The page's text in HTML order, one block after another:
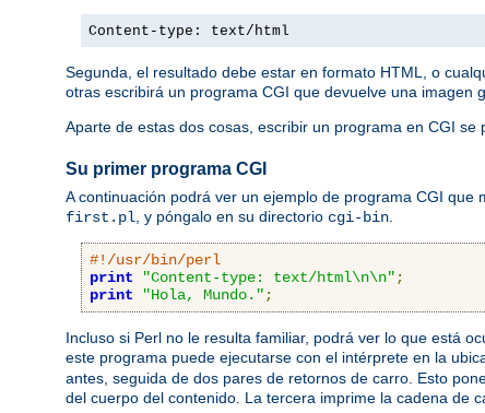
Content-type: text/html
Segunda, el resultado debe estar en formato HTML, o
otras escribirá un programa CGI que devuelve una imagen
Aparte de estas dos cosas, escribir un programa en CGI
Su primer programa CGI
A continuación podrá ver un ejemplo de programa CGI
first.pl , y póngalo en su directorio cgi-bin
#!/usr/bin/perl
print
"Content-type: text/html\n\n" ;
print
"Hola, Mundo." ;
Incluso si Perl no le resulta familiar, podrá ver lo que está
este programa puede ejecutarse con el intérprete en la
antes, seguida de dos pares de retornos de carro. Esto
del cuerpo del contenido. La tercera imprime la cadena de